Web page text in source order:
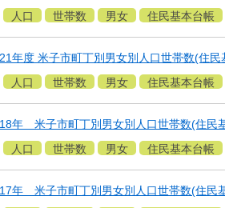
人口 世帯数 男女 住民基本台帳
年度 米子市町丁別男女別人口世帯数(住民
人口 世帯数 男女 住民基本台帳
年 米子市町丁別男女別人口世帯数(住民
人口 世帯数 男女 住民基本台帳
年 米子市町丁別男女別人口世帯数(住民